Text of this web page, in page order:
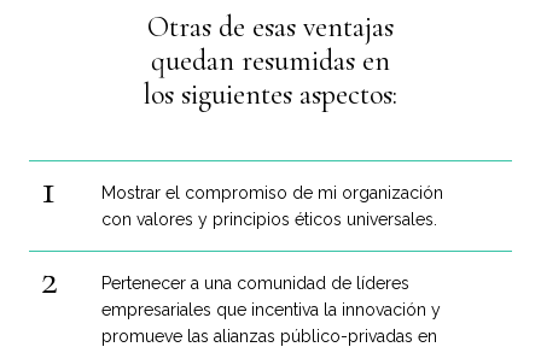
Otras de esas ventajas
quedan resumidas en
los siguientes aspectos:
Mostrar el compromiso de mi organización
con valores y principios éticos universales.
Pertenecer a una comunidad de líderes
empresariales que incentiva la innovación y
promueve las alianzas público-privadas en